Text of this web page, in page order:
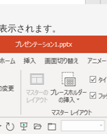
示されます。